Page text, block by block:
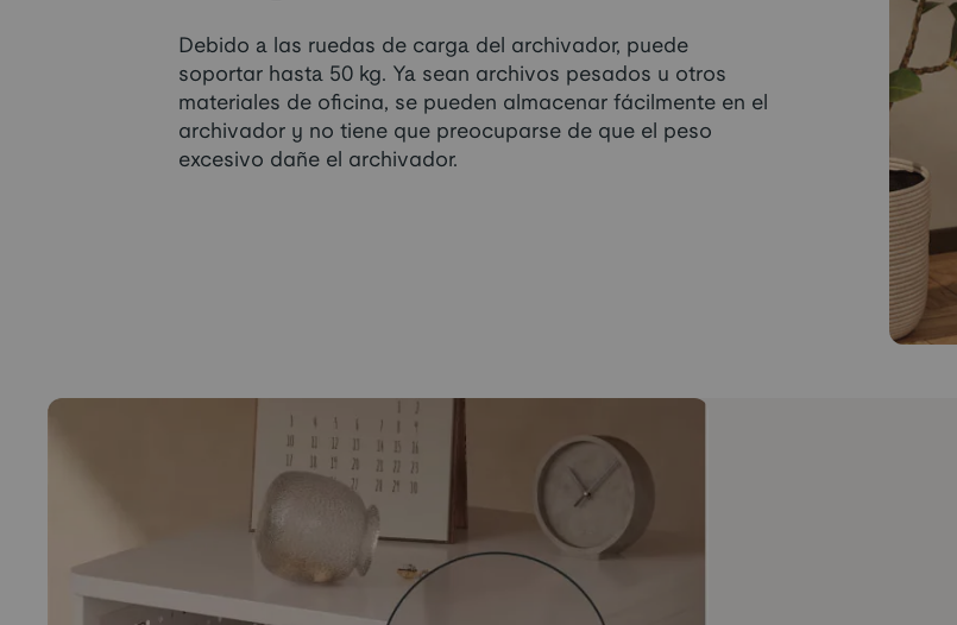
Debido a las ruedas de carga del archivador, puede
soportar hasta 50 kg. Ya sean archivos pesados u otros
materiales de oficina, se pueden almacenar fácilmente en el
archivador y no tiene que preocuparse de que el peso
excesivo dañe el archivador.